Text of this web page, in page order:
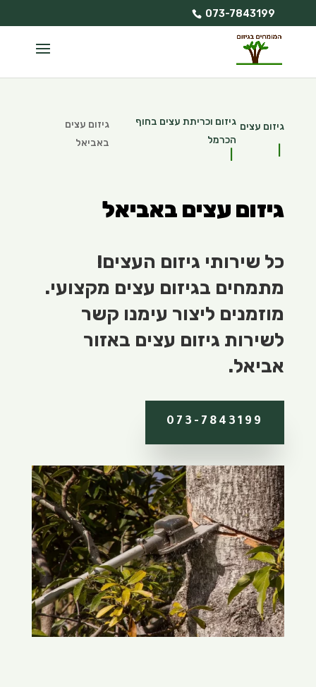
073-7843199
גיזום עצים גיזום וכריתת עצים בחוף
הכרמל
גיזום עצים
באביאל
גיזום עצים באביאל
כל שירותי גיזום העצים!
מתמחים בגיזום עצים מקצועי.
מוזמנים ליצור עימנו קשר
לשירות גיזום עצים באזור
אביאל.
073-7843199